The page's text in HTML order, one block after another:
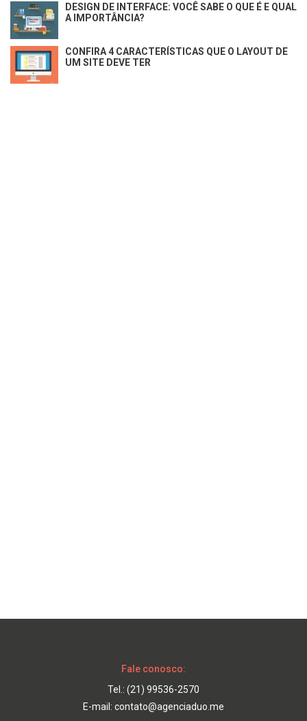
DESIGN DE INTERFACE: VOCÊ SABE O QUE É E QUAL
A IMPORTÂNCIA?
CONFIRA 4 CARACTERÍSTICAS QUE O LAYOUT DE
UM SITE DEVE TER
Fale conosco:
Tel.: (21) 99536-2570
E-mail: contato@agenciaduo.me